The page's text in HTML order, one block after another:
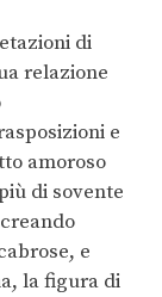
di
relazione
e
amoroso
di sovente
e
la figura di